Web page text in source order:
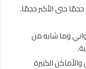
حتى الأكبر حجمًا،
وما شابه من
الكبيرة